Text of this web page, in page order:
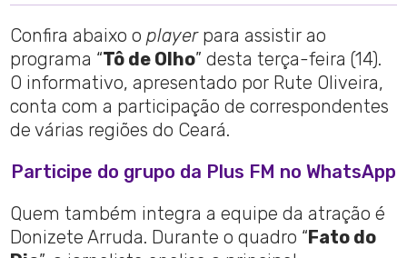
Confira abaixo oplayer para assistir ao
programa “Tô de Olho” desta terça-feira (14).
O informativo, apresentado por Rute Oliveira,
conta com a participação de correspondentes
de várias regiões do Ceará.
Participe do grupo da Plus FM no WhatsApp
Quem também integra a equipe da atração é
Donizete Arruda. Durante o quadro “ Fato do